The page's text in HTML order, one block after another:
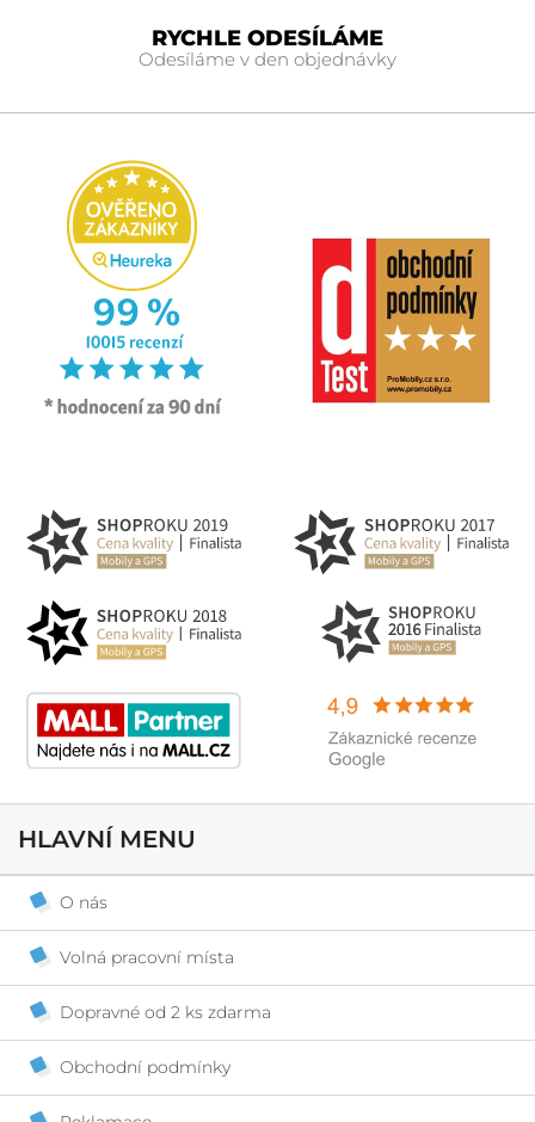
RYCHLE ODESÍLÁME
Odesíláme v den objednávky
HLAVNÍ MENU
O nás
Volná pracovní místa
Dopravné od 2 ks zdarma
Obchodní podmínky